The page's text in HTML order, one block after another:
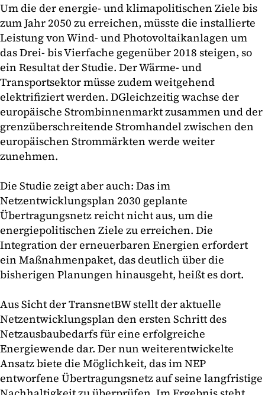
Um die der energie- und klimapolitischen Ziele bis
zum Jahr 2050 zu erreichen, müsste die installierte
Leistung von Wind- und Photovoltaikanlagen um
das Drei- bis Vierfache gegenüber 2018 steigen, so
ein Resultat der Studie. Der Wärme- und
Transportsektor müsse zudem weitgehend
elektrifiziert werden. DGleichzeitig wachse der
europäische Strombinnenmarkt zusammen und der
grenz­überschreitende Stromhandel zwischen den
europäischen Strommärkten werde weiter
zunehmen.
Die Studie zeigt aber auch: Das im
Netzentwicklungsplan 2030 geplante
Übertragungsnetz reicht nicht aus, um die
energiepolitischen Ziele zu erreichen. Die
Integration der erneuerbaren Energien erfordert
ein Maßnahmenpaket, das deutlich über die
bisherigen Planungen hinausgeht, heißt es dort.
Aus Sicht der TransnetBW stellt der aktuelle
Netzentwicklungsplan den ersten Schritt des
Netzausbaubedarfs für eine erfolgreiche
Energiewende dar. Der nun weiterentwickelte
Ansatz biete die Möglichkeit, das im NEP
entworfene Übertragungsnetz auf seine langfristige